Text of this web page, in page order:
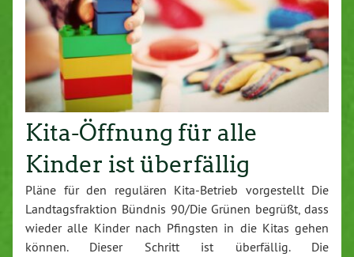
Kita-Öffnung für alle
Kinder ist überfällig
Pläne für den regulären Kita-Betrieb vorgestellt Die
Landtagsfraktion Bündnis 90/Die Grünen begrüßt, dass
wieder alle Kinder nach Pfingsten in die Kitas gehen
können. Dieser Schritt ist überfällig. Die